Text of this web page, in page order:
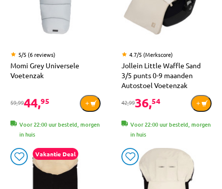
5/5 (6 reviews)
Momi Grey Universele
Voetenzak
59,9944,95
Voor 22:00 uur besteld, morgen
in huis
4.7/5 (Merkscore)
Jollein Little Waffle Sand
3/5 punts 0-9 maanden
Autostoel Voetenzak
42,9936,54
Voor 22:00 uur besteld, morgen
in huis
Vakantie Deal